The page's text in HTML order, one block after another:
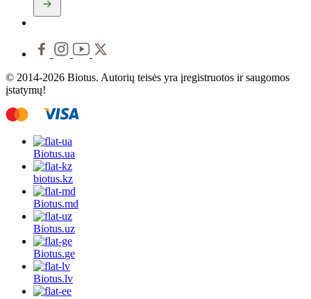
© 2014-2026 Biotus. Autorių teisės yra įregistruotos ir saugomos
įstatymų!
Biotus.ua
biotus.kz
Biotus.md
Biotus.uz
Biotus.ge
Biotus.lv